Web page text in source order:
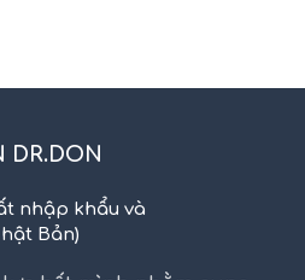
DR.DON
nhập khẩu và
Bản)